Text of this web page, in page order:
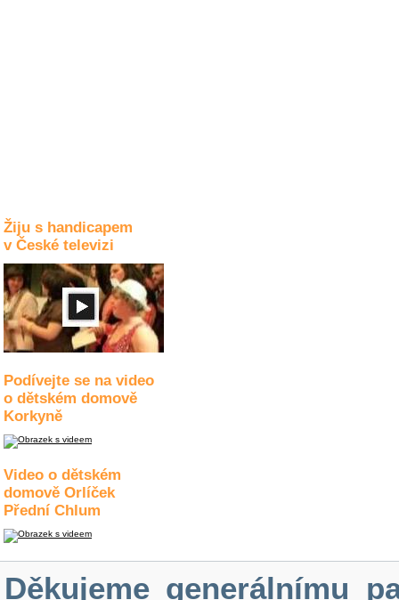
Žiju s handicapem
v České televizi
Podívejte se na video
o dětském domově
Korkyně
Video o dětském
domově Orlíček
Přední Chlum
Děkujeme generálnímu